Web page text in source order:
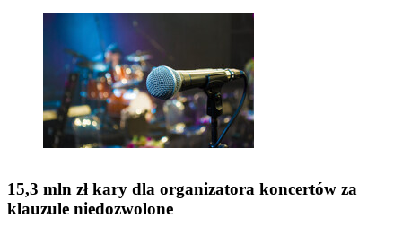
15,3 mln zł kary dla organizatora koncertów za
klauzule niedozwolone